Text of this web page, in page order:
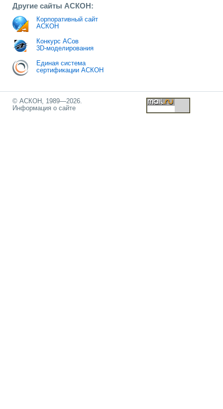
Другие сайты АСКОН:
Корпоративный сайт
АСКОН
Конкурс АСов
3D-моделирования
Единая система
сертификации АСКОН
© АСКОН, 1989—2026.
Информация о сайте